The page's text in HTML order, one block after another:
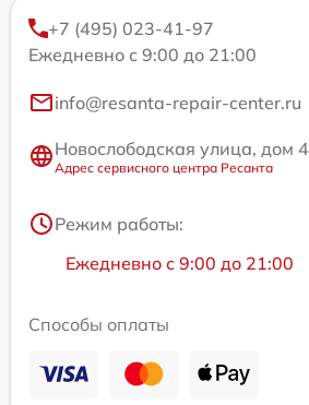
+7 (495) 023-41-97
Ежедневно с 9:00 до 21:00
info@resanta-repair-center.ru
Новослободская улица, дом 4
Адрес сервисного центра Ресанта
Режим работы:
Ежедневно с 9:00 до 21:00
Способы оплаты